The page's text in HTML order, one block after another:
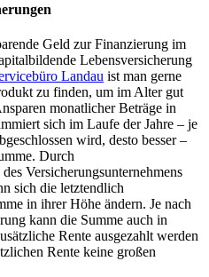
Geld zur Finanzierung im
Lebensversicherung
Landau ist man gerne
zu finden, um im Alter gut
monatlicher Beträge in
sich im Laufe der Jahre – je
wird, desto besser –
Durch
Versicherungsunternehmens
sich die letztendlich
in ihrer Höhe ändern. Je nach
kann die Summe auch in
Rente ausgezahlt werden
Rente keine großen